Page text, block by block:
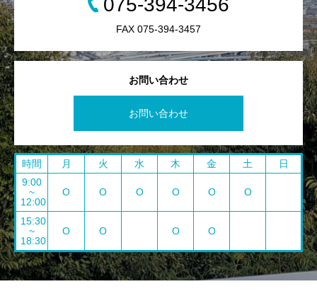
お問い合わせ
お問い合わせ
075-394-3456
FAX 075-394-3457
時間 月 火 水 木 金 土
日
9:00
~
12:00
O O O O O O
15:30
~
18:30
O O O O